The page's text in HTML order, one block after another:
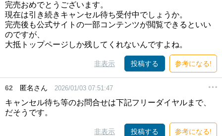
完売おめでとうございます。
現在は引き続きキャンセル待ち受付中でしょうか。
完売後も公式サイトの一部コンテンツが閲覧できるといい
のですが、
大抵トップページしか残してくれないんですよね。
非表示 投稿する 参考になる!
62 匿名さん 2026/01/03 07:51:47
キャンセル待ち等のお問合せは下記フリーダイヤルまで、
だそうです。
非表示 投稿する 参考になる!